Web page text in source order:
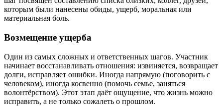
которым были нанесены обиды, ущерб, моральная или
материальная боль.
Возмещение ущерба
Один из самых сложных и ответственных шагов. Участник
начинает восстанавливать отношения: извиняется, возвращает
долги, исправляет ошибки. Иногда напрямую (поговорить с
человеком), иногда косвенно (помочь семье, заняться
волонтёрством). Этот этап даёт ощущение, что жизнь можно
исправить, а не только сожалеть о прошлом.